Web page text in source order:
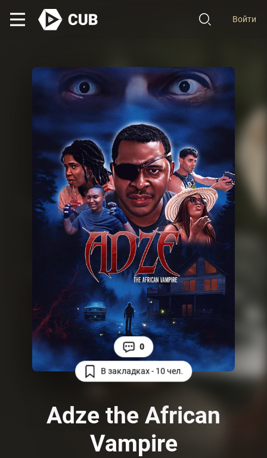
Войти
В закладках - 10 чел.
0
Adze the African
Vampire